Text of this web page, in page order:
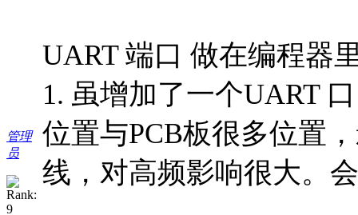
管理
员
UART 端口 做在编程器
1. 虽增加了一个UART
位置与PCB板很多位置
线，对高频影响很大。